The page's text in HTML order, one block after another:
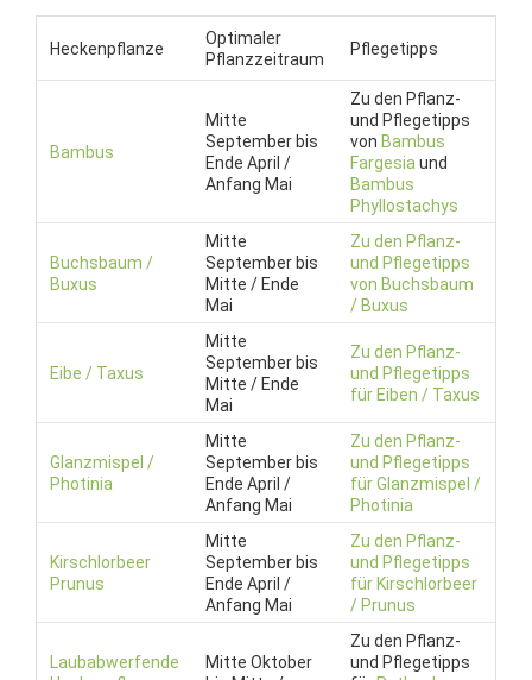
Heckenpflanze
Optimaler
Pflanzzeitraum
Pflegetipps
Bambus
Mitte
September bis
Ende April /
Anfang Mai
Zu den Pflanz-
und Pflegetipps
von Bambus
Fargesia und
Bambus
Phyllostachys
Buchsbaum /
Buxus
Mitte
September bis
Mitte / Ende
Mai
Zu den Pflanz-
und Pflegetipps
von Buchsbaum
/ Buxus
Eibe / Taxus
Mitte
September bis
Mitte / Ende
Mai
Zu den Pflanz-
und Pflegetipps
für Eiben / Taxus
Glanzmispel /
Photinia
Mitte
September bis
Ende April /
Anfang Mai
Zu den Pflanz-
und Pflegetipps
für Glanzmispel /
Photinia
Kirschlorbeer
Prunus
Mitte
September bis
Ende April /
Anfang Mai
Zu den Pflanz-
und Pflegetipps
für Kirschlorbeer
/ Prunus
Laubabwerfende
Mitte Oktober
Zu den Pflanz-
und Pflegetipps